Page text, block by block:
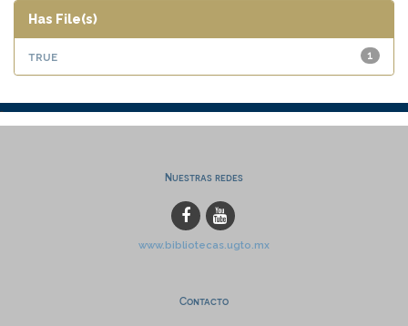
Has File(s)
1
true
Nuestras redes
www.bibliotecas.ugto.mx
Contacto